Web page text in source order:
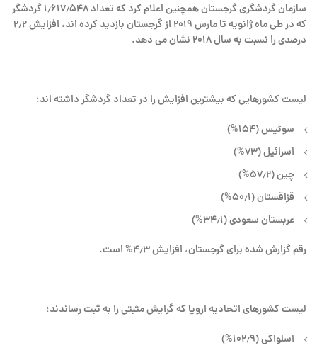
سازمان گردشگری گرجستان همچنین اعلام کرد که تعداد ۱٫۶۱۷٫۵۴۸ گردشگر
که در طی ماه ژانویه تا مارس ۲۰۱۹ از گرجستان بازدید کرده اند، افزایش ۲٫۲
درصدی را نسبت به سال ۲۰۱۸ نشان می دهد.
لیست کشورهایی که بیشترین افزایش را در تعداد گردشگر داشته اند؛
سوئیس (۱۵۴%)
اسرائیل (۷۳%)
چین (۵۷٫۲%)
قزاقستان (۵۰٫۱%)
عربستان سعودی (۳۴٫۱%)
رقم گزارش شده برای گرجستان، افزایش ۴٫۳% است.
لیست کشورهای اتحادیه اروپا که گرایش مثبتی را به ثبت رساندند؛
اسلواکی (۱۰۲٫۹%)